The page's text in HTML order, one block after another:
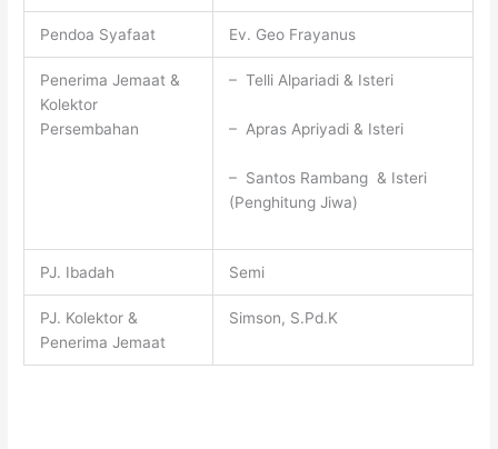
Pendoa Syafaat Ev. Geo Frayanus
Penerima Jemaat &
Kolektor
Persembahan
– Telli Alpariadi & Isteri
– Apras Apriyadi & Isteri
– Santos Rambang & Isteri
(Penghitung Jiwa)
PJ. Ibadah Semi
PJ. Kolektor &
Penerima Jemaat
Simson, S.Pd.K